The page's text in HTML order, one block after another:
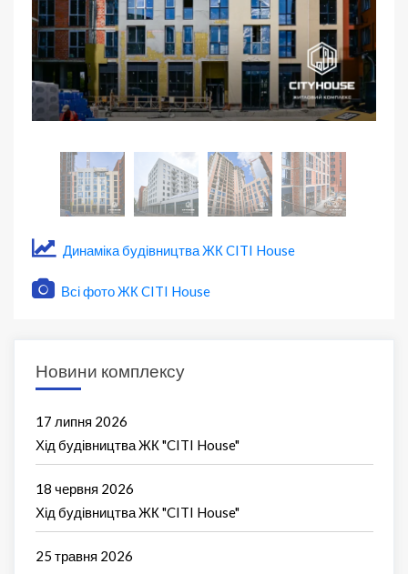
Динаміка будівництва ЖК CITI House
Всі фото ЖК CITI House
Новини комплексу
17 липня 2026
Хід будівництва ЖК "CITI House"
18 червня 2026
Хід будівництва ЖК "CITI House"
25 травня 2026